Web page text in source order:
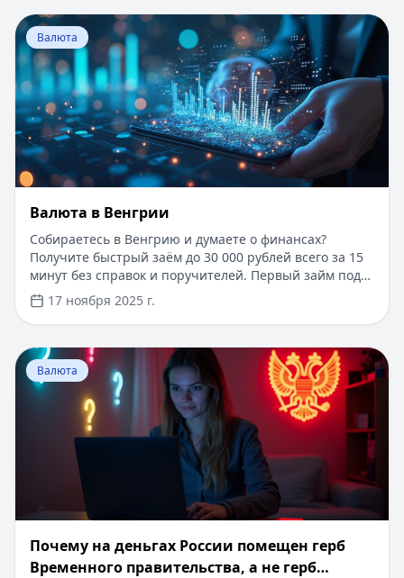
Перейти к статье:Валюта в Венгрии
Валюта
Валюта в Венгрии
Собираетесь в Венгрию и думаете о финансах?
Получите быстрый заём до 30 000 рублей всего за 15
минут без справок и поручителей. Первый займ под
0% для новых клиентов, одобрение в 97% случаев. А
пока ваша заявка рассматривается, узнайте всё о
венгерском форинте: актуальный курс, где выгодно
обменять валюту, особенности использования
банковских карт и полезные советы по финансам в
Венгрии.
17 ноября 2025 г.
Перейти к статье: Почему на деньгах России
Валюта
Почему на деньгах России помещен герб
Временного правительства, а не герб